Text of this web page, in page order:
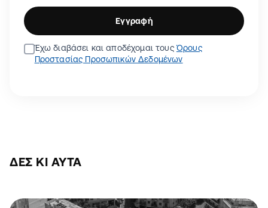
Εγγραφή
Έχω διαβάσει και αποδέχομαι τουςΌρους
Προστασίας Προσωπικών Δεδομένων
ΔΕΣ ΚΙ ΑΥΤΆ